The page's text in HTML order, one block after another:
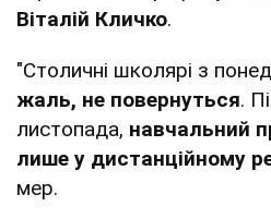
Віталій Кличко.
"Столичні школярі з
жаль, не повернуться.
листопада, навчальний
лише у дистанційному
мер.